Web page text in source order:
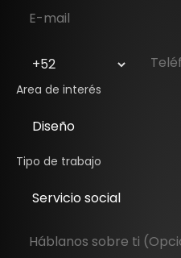
Area de interés
Tipo de trabajo